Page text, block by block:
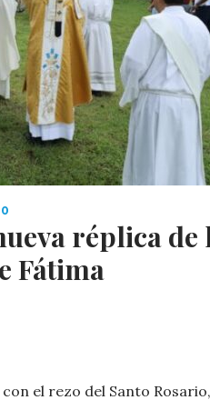
réplica
Fátima
el rezo del Santo